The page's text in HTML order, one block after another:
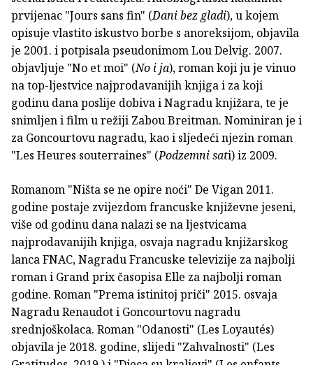
prvijenac "Jours sans fin" (Dani bez gladi), u kojem
opisuje vlastito iskustvo borbe s anoreksijom, objavila
je 2001. i potpisala pseudonimom Lou Delvig. 2007.
objavljuje "No et moi" (No i ja), roman koji ju je vinuo
na top-ljestvice najprodavanijih knjiga i za koji
godinu dana poslije dobiva i Nagradu knjižara, te je
snimljen i film u režiji Zabou Breitman. Nominiran je i
za Goncourtovu nagradu, kao i sljedeći njezin roman
"Les Heures souterraines" (Podzemni sati) iz 2009.
Romanom "Ništa se ne opire noći" De Vigan 2011.
godine postaje zvijezdom francuske književne jeseni,
više od godinu dana nalazi se na ljestvicama
najprodavanijih knjiga, osvaja nagradu knjižarskog
lanca FNAC, Nagradu Francuske televizije za najbolji
roman i Grand prix časopisa Elle za najbolji roman
godine. Roman "Prema istinitoj priči" 2015. osvaja
Nagradu Renaudot i Goncourtovu nagradu
srednjoškolaca. Roman "Odanosti" (Les Loyautés)
objavila je 2018. godine, slijedi "Zahvalnosti" (Les